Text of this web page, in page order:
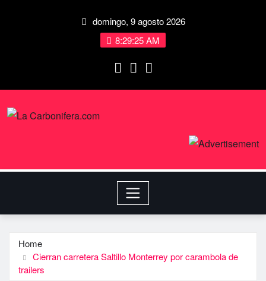
domingo, 9 agosto 2026
8:29:26 AM
Home
Cierran carretera Saltillo Monterrey por carambola de
trailers